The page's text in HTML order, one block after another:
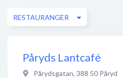
RESTAURANGER
Påryds Lantcafé
Pårydsgatan, 388 50 Påryd